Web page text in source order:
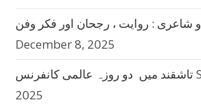
شاعری : روایت ، رجحان اور فکر وفن
December 8, 2025
تاشقند میں دو روزہ عالمی کانفرنس
2025